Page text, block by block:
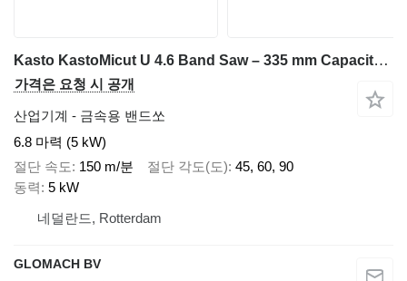
Kasto KastoMicut U 4.6 Band Saw – 335 mm Capacity, Variable Speed 12–1
가격은 요청 시 공개
산업기계 - 금속용 밴드쏘
6.8 마력 (5 kW)
절단 속도
150 m/분 절단 각도(도) 45, 60, 90
동력 5 kW
네덜란드, Rotterdam
GLOMACH BV